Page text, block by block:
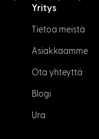
Yritys
Tietoa meistä
Asiakkaamme
Ota yhteyttä
Blogi
Ura